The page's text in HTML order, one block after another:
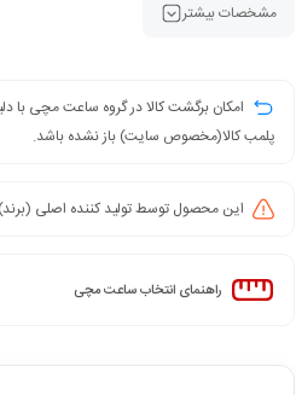
مشخصات بیشتر
امکان برگشت کالا در گروه ساعت مچی با
پلمب کالا(مخصوص سایت) باز نشده باشد.
این محصول توسط تولید کننده اصلی
راهنمای انتخاب ساعت مچی